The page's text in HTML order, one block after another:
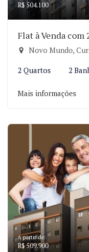
R$ 504.100
Flat à Venda com
Novo Mundo,
2 Quartos 2
Mais informações
A partir de:
R$ 509.900